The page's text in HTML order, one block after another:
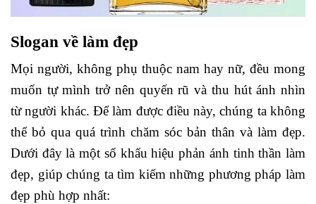
Slogan về làm đẹp
Mọi người, không phụ thuộc nam hay nữ, đều mong
muốn tự mình trở nên quyến rũ và thu hút ánh nhìn
từ người khác. Để làm được điều này, chúng ta không
thể bỏ qua quá trình chăm sóc bản thân và làm đẹp.
Dưới đây là một số khẩu hiệu phản ánh tinh thần làm
đẹp, giúp chúng ta tìm kiếm những phương pháp làm
đẹp phù hợp nhất: